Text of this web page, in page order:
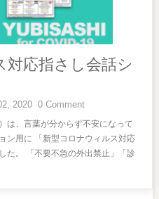
応指さし会話シ
2020 0 Comment
は、言葉が分からず不安になって
ン用に 「新型コロナウィルス対応
た。 「不要不急の外出禁止」「診